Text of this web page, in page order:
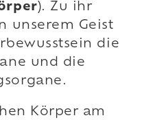
). Zu ihr
unserem Geist
die
und die
Körper am